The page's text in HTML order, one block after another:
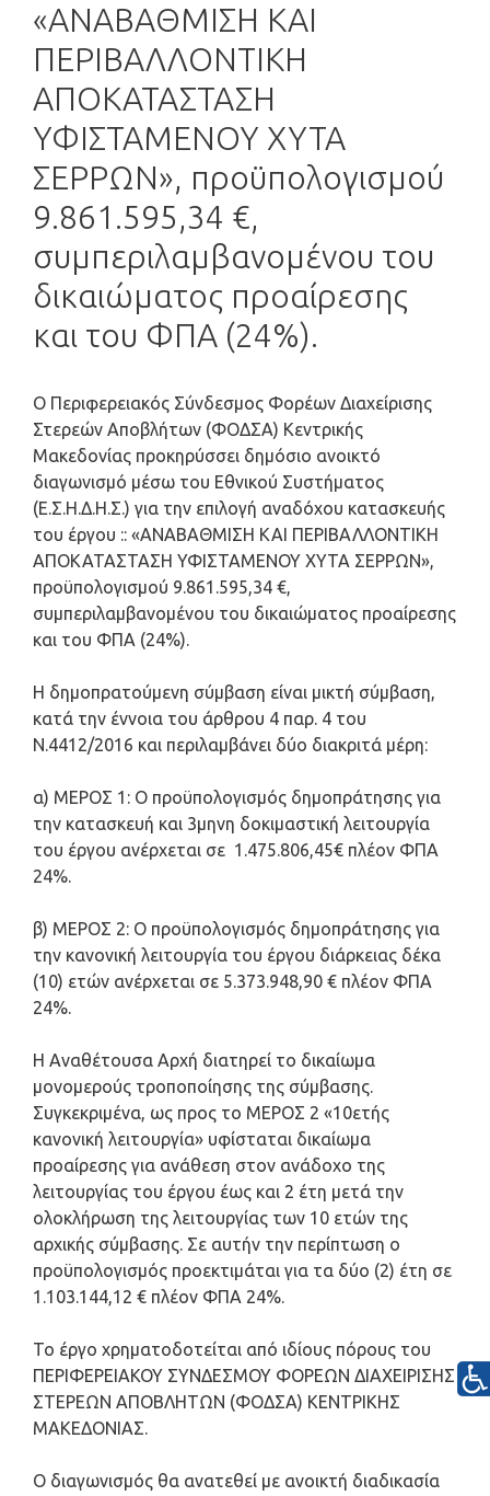
«ΑΝΑΒΑΘΜΙΣΗ ΚΑΙ
ΠΕΡΙΒΑΛΛΟΝΤΙΚΗ
ΑΠΟΚΑΤΑΣΤΑΣΗ
ΥΦΙΣΤΑΜΕΝΟΥ ΧΥΤΑ
ΣΕΡΡΩΝ», προϋπολογισμού
9.861.595,34 €,
συμπεριλαμβανομένου του
δικαιώματος προαίρεσης
και του ΦΠΑ (24%).
O Περιφερειακός Σύνδεσμος Φορέων Διαχείρισης
Στερεών Αποβλήτων (ΦΟΔΣΑ) Κεντρικής
Μακεδονίας προκηρύσσει δημόσιο ανοικτό
διαγωνισμό μέσω του Εθνικού Συστήματος
(Ε.Σ.Η.Δ.Η.Σ.) για την επιλογή αναδόχου κατασκευής
του έργου :: «ΑΝΑΒΑΘΜΙΣΗ ΚΑΙ ΠΕΡΙΒΑΛΛΟΝΤΙΚΗ
ΑΠΟΚΑΤΑΣΤΑΣΗ ΥΦΙΣΤΑΜΕΝΟΥ ΧΥΤΑ ΣΕΡΡΩΝ»,
προϋπολογισμού 9.861.595,34 €,
συμπεριλαμβανομένου του δικαιώματος προαίρεσης
και του ΦΠΑ (24%).
Η δημοπρατούμενη σύμβαση είναι μικτή σύμβαση,
κατά την έννοια του άρθρου 4 παρ. 4 του
Ν.4412/2016 και περιλαμβάνει δύο διακριτά μέρη:
α) ΜΕΡΟΣ 1: Ο προϋπολογισμός δημοπράτησης για
την κατασκευή και 3μηνη δοκιμαστική λειτουργία
του έργου ανέρχεται σε 1.475.806,45€ πλέον ΦΠΑ
24%.
β) ΜΕΡΟΣ 2: Ο προϋπολογισμός δημοπράτησης για
την κανονική λειτουργία του έργου διάρκειας δέκα
(10) ετών ανέρχεται σε 5.373.948,90 € πλέον ΦΠΑ
24%.
Η Αναθέτουσα Αρχή διατηρεί το δικαίωμα
μονομερούς τροποποίησης της σύμβασης.
Συγκεκριμένα, ως προς το ΜΕΡΟΣ 2 «10ετής
κανονική λειτουργία» υφίσταται δικαίωμα
προαίρεσης για ανάθεση στον ανάδοχο της
λειτουργίας του έργου έως και 2 έτη μετά την
ολοκλήρωση της λειτουργίας των 10 ετών της
αρχικής σύμβασης. Σε αυτήν την περίπτωση ο
προϋπολογισμός προεκτιμάται για τα δύο (2) έτη σε
1.103.144,12 € πλέον ΦΠΑ 24%.
Το έργο χρηματοδοτείται από ιδίους πόρους του
ΠΕΡΙΦΕΡΕΙΑΚΟΥ ΣΥΝΔΕΣΜΟΥ ΦΟΡΕΩΝ ΔΙΑΧΕΙΡΙΣΗΣ
ΣΤΕΡΕΩΝ ΑΠΟΒΛΗΤΩΝ (ΦΟΔΣΑ) ΚΕΝΤΡΙΚΗΣ
ΜΑΚΕΔΟΝΙΑΣ.
Ο διαγωνισμός θα ανατεθεί με ανοικτή διαδικασία